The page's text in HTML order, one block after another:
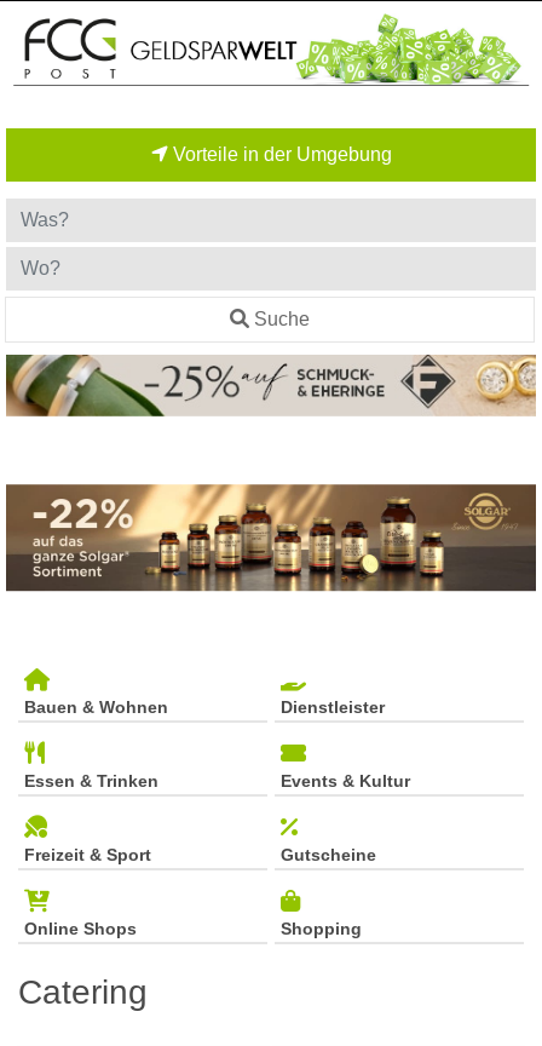
Vorteile in der Umgebung
Suche
Bauen & Wohnen Dienstleister
Essen & Trinken Events & Kultur
Freizeit & Sport Gutscheine
Online Shops Shopping
Catering